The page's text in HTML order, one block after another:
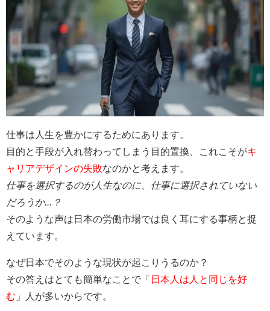
仕事は人生を豊かにするためにあります。
目的と手段が入れ替わってしまう目的置換、これこそがキ
ャリアデザインの失敗なのかと考えます。
仕事を選択するのが人生なのに、仕事に選択されていない
だろうか...？
そのような声は日本の労働市場では良く耳にする事柄と捉
えています。
なぜ日本でそのような現状が起こりうるのか？
その答えはとても簡単なことで「 日本人は人と同じを好
む 」人が多いからです。